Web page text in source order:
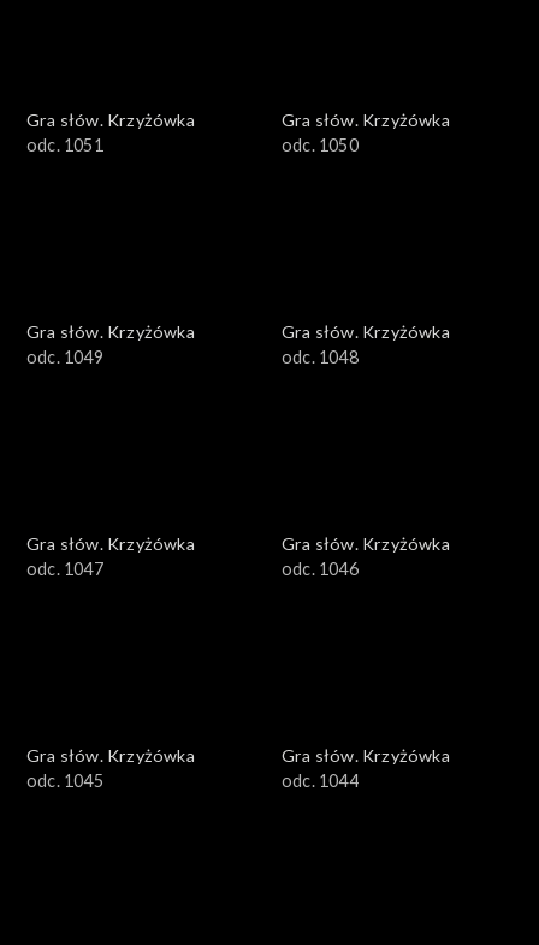
Gra słów. Krzyżówka
odc. 1051
Gra słów. Krzyżówka
odc. 1050
Gra słów. Krzyżówka
odc. 1049
Gra słów. Krzyżówka
odc. 1048
Gra słów. Krzyżówka
odc. 1047
Gra słów. Krzyżówka
odc. 1046
Gra słów. Krzyżówka
odc. 1045
Gra słów. Krzyżówka
odc. 1044